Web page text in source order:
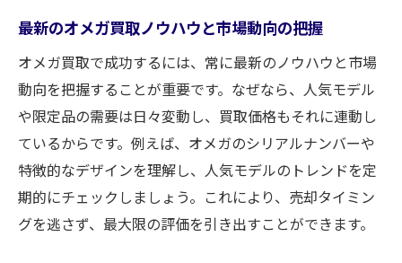
オメガ買取時の個人情報保護と安全対策
口コミを活用したオメガ買取店の見極め方
オメガ買取後のサポート体制も要確認
オメガ資産価値を高めるための準備方法
日頃からできるオメガ買取価格アップ対策
保管方法の工夫でオメガ買取価値を維持
オーバーホール履歴がオメガ買取に与える
最新のオメガ買取ノウハウと市場動向の把握
オメガ買取で成功するには、常に最新のノウハウと市場
動向を把握することが重要です。なぜなら、人気モデル
や限定品の需要は日々変動し、買取価格もそれに連動し
ているからです。例えば、オメガのシリアルナンバーや
特徴的なデザインを理解し、人気モデルのトレンドを定
期的にチェックしましょう。これにより、売却タイミン
グを逃さず、最大限の評価を引き出すことができます。